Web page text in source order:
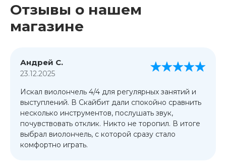
Отзывы о нашем
магазине
Андрей С.
23.12.2025
Искал виолончель 4/4 для регулярных занятий и
выступлений. В Скайбит дали спокойно сравнить
несколько инструментов, послушать звук,
почувствовать отклик. Никто не торопил. В итоге
выбрал виолончель, с которой сразу стало
комфортно играть.